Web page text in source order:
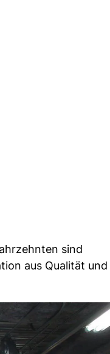
sind
aus Qualität und